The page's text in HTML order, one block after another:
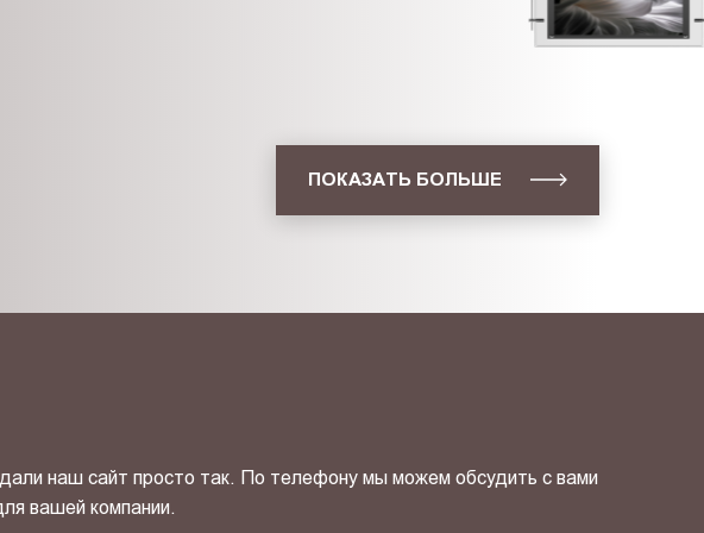
ПОКАЗАТЬ БОЛЬШЕ
наш сайт просто так. По телефону мы можем обсудить с вами
вашей компании.